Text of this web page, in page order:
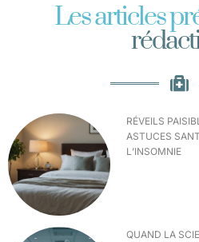
Les articles
RÉVEILS
ASTUCES
L’INSOMNIE
QUAND LA